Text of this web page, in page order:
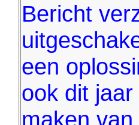
Bericht
een
ook dit
maken